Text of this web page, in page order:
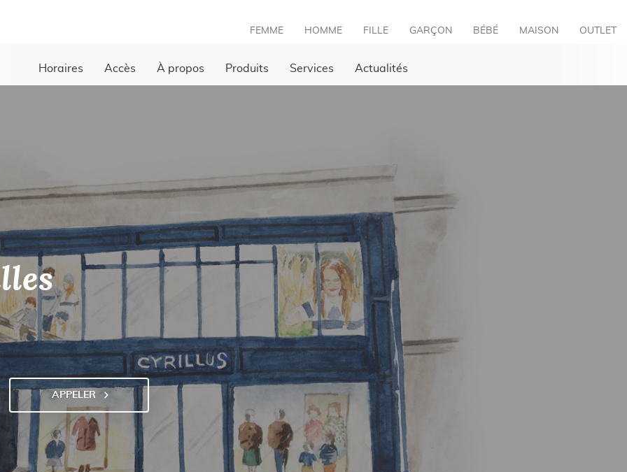
FEMME HOMME FILLE GARÇON BÉBÉ MAISON OUTLET
Horaires Accès À propos Produits Services Actualités
APPELERAFFICHER
LE
NUMÉRO
DE
TÉLÉPHONE
POINT